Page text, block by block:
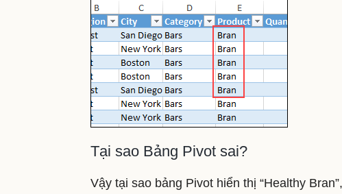
Tại sao Bảng Pivot sai?
Vậy tại sao bảng Pivot hiển thị “Healthy